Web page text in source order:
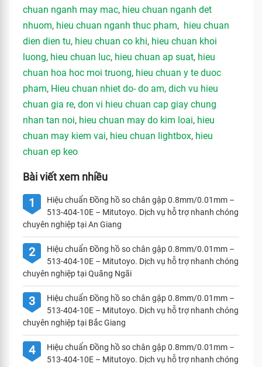
chuan nganh may mac, hieu chuan nganh det
nhuom, hieu chuan nganh thuc pham, hieu chuan
dien dien tu, hieu chuan co khi, hieu chuan khoi
luong, hieu chuan luc, hieu chuan ap suat, hieu
chuan hoa hoc moi truong, hieu chuan y te duoc
pham, Hieu chuan nhiet do- do am, dich vu hieu
chuan gia re, don vi hieu chuan cap giay chung
nhan tan noi, hieu chuan may do kim loai, hieu
chuan may kiem vai, hieu chuan lightbox, hieu
chuan ep keo
Bài viết xem nhiều
1
Hiệu chuẩn Đồng hồ so chân gập 0.8mm/0.01mm –
513-404-10E – Mitutoyo. Dịch vụ hỗ trợ nhanh chóng
chuyên nghiệp tại An Giang
2
Hiệu chuẩn Đồng hồ so chân gập 0.8mm/0.01mm –
513-404-10E – Mitutoyo. Dịch vụ hỗ trợ nhanh chóng
chuyên nghiệp tại Quãng Ngãi
3
Hiệu chuẩn Đồng hồ so chân gập 0.8mm/0.01mm –
513-404-10E – Mitutoyo. Dịch vụ hỗ trợ nhanh chóng
chuyên nghiệp tại Bắc Giang
4
Hiệu chuẩn Đồng hồ so chân gập 0.8mm/0.01mm –
513-404-10E – Mitutoyo. Dịch vụ hỗ trợ nhanh chóng